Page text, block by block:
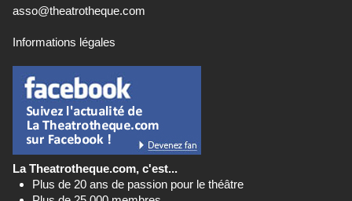
asso@theatrotheque.com
Informations légales
La Theatrotheque.com, c'est...
Plus de 20 ans de passion pour le théâtre